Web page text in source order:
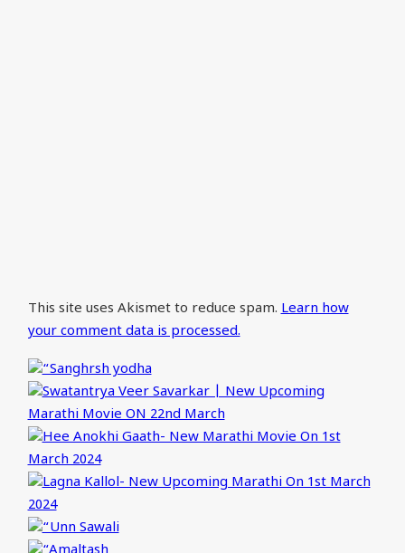
This site uses Akismet to reduce spam.Learn how
your comment data is processed.